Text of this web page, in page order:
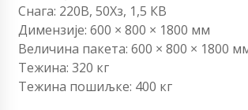
Снага: 220В, 50Хз, 1,5 КВ
Димензије: 600 × 800 × 1800 мм
Величина пакета: 600 × 800 × 1800
Тежина: 320 кг
Тежина пошиљке: 400 кг